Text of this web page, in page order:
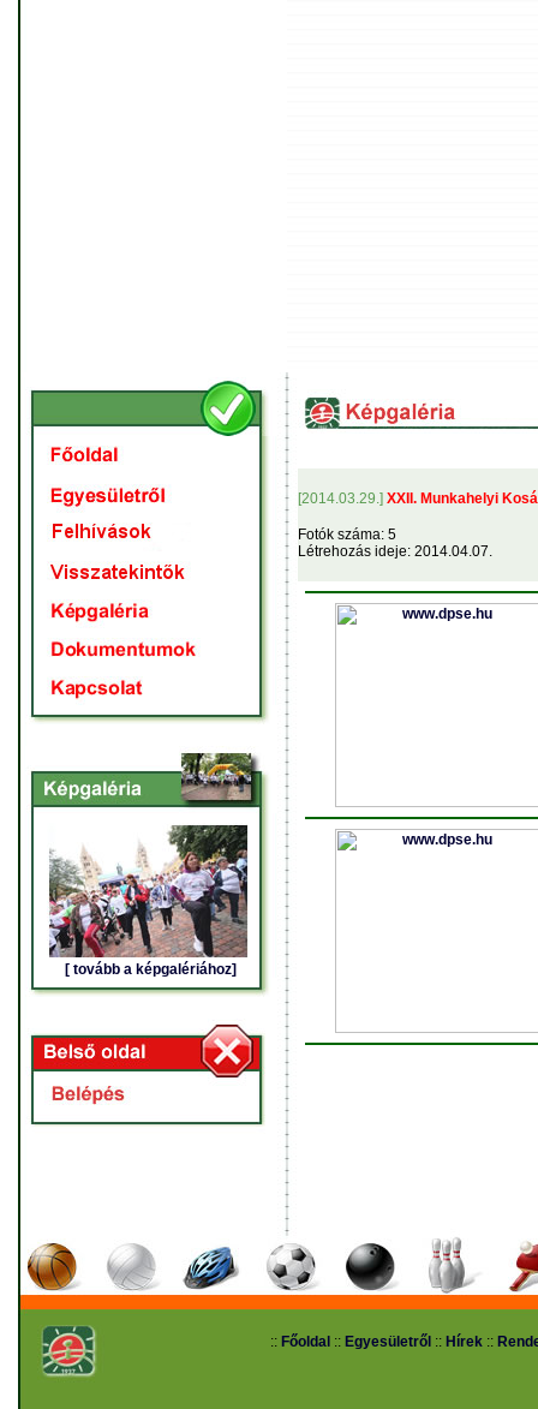
[ tovább a képgalériához]
[2014.03.29.] XXII. Munkahelyi
Fotók száma: 5
Létrehozás ideje: 2014.04.07.
:: Főoldal :: Egyesületről :: Hírek ::